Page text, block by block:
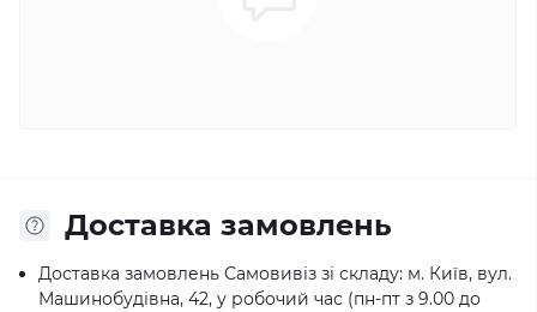
Доставка замовлень
Доставка замовлень Самовивіз зі складу: м. Київ, вул.
Машинобудівна, 42, у робочий час (пн-пт з 9.00 до